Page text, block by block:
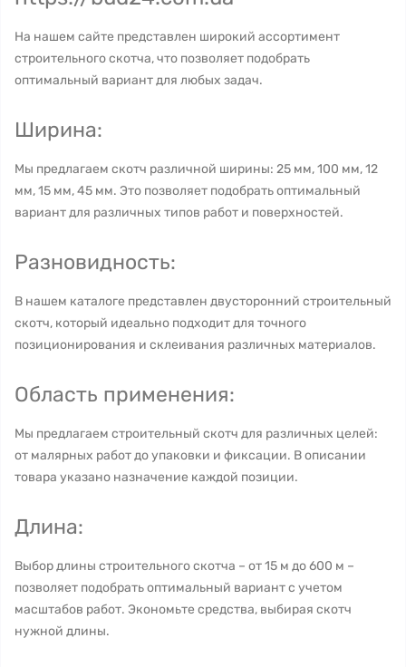
На нашем сайте представлен широкий ассортимент
строительного скотча, что позволяет подобрать
оптимальный вариант для любых задач.
Ширина:
Мы предлагаем скотч различной ширины: 25 мм, 100 мм, 12
мм, 15 мм, 45 мм. Это позволяет подобрать оптимальный
вариант для различных типов работ и поверхностей.
Разновидность:
В нашем каталоге представлен двусторонний строительный
скотч, который идеально подходит для точного
позиционирования и склеивания различных материалов.
Область применения:
Мы предлагаем строительный скотч для различных целей:
от малярных работ до упаковки и фиксации. В описании
товара указано назначение каждой позиции.
Длина:
Выбор длины строительного скотча – от 15 м до 600 м –
позволяет подобрать оптимальный вариант с учетом
масштабов работ. Экономьте средства, выбирая скотч
нужной длины.